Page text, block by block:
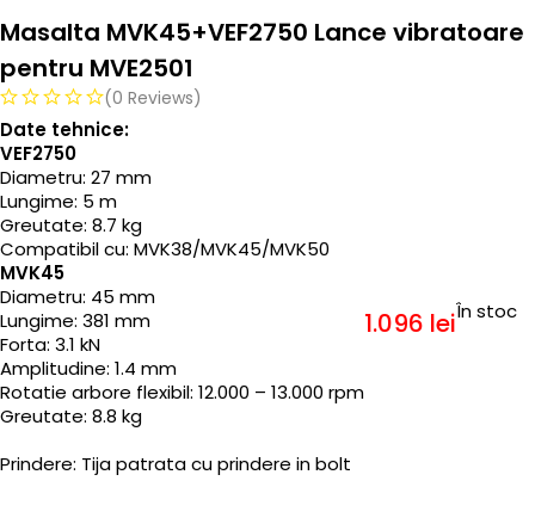
Masalta MVK45+VEF2750 Lance vibratoare
pentru MVE2501
(0 Reviews)
Date tehnice:
VEF2750
Diametru: 27 mm
Lungime: 5 m
Greutate: 8.7 kg
Compatibil cu: MVK38/MVK45/MVK50
MVK45
Diametru: 45 mm
Lungime: 381 mm
Forta: 3.1 kN
Amplitudine: 1.4 mm
Rotatie arbore flexibil: 12.000 – 13.000 rpm
Greutate: 8.8 kg
Prindere: Tija patrata cu prindere in bolt
1.096 leiÎn stoc